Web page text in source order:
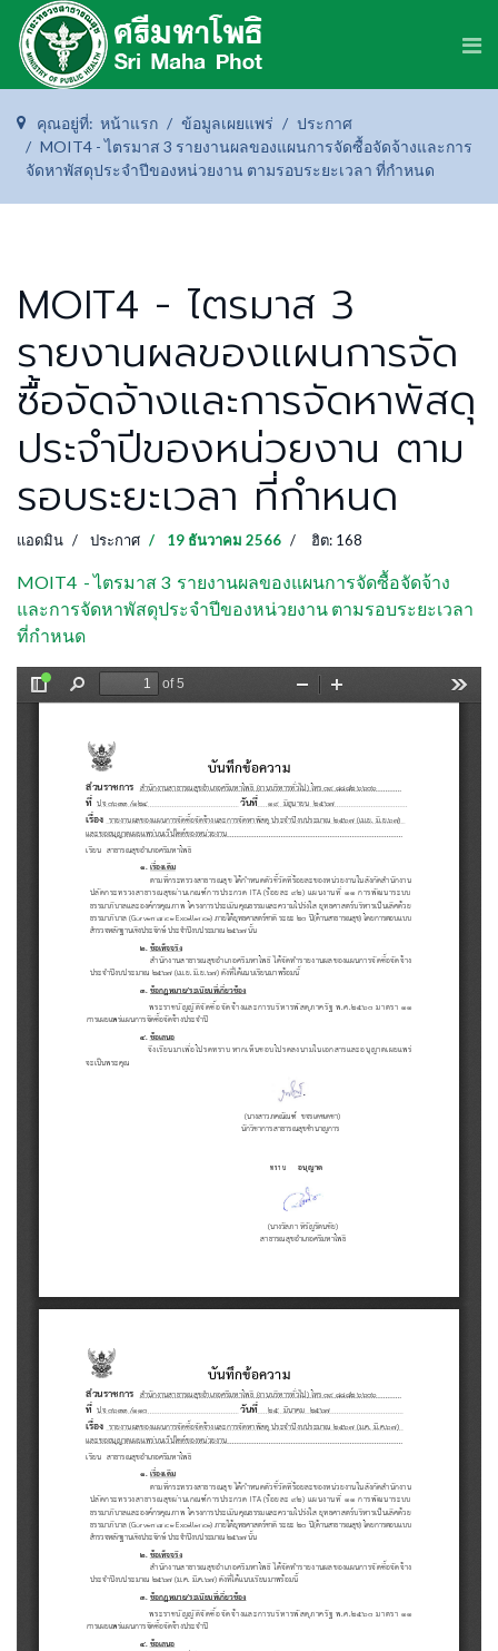
คุณอยู่ที่: หน้าแรก ข้อมูลเผยแพร่
ประกาศ
MOIT4 - ไตรมาส 3 รายงานผลของแผนการจัดซื้อจัดจ้างและการ
จัดหาพัสดุประจำปีของหน่วยงาน ตามรอบระยะเวลา ที่กำหนด
MOIT4 - ไตรมาส 3
รายงานผลของแผนการจัด
ซื้อจัดจ้างและการจัดหาพัสดุ
ประจำปีของหน่วยงาน ตาม
รอบระยะเวลา ที่กำหนด
แอดมิน ประกาศ 19 ธันวาคม 2566 ฮิต: 168
MOIT4 - ไตรมาส 3 รายงานผลของแผนการจัดซื้อจัดจ้าง
และการจัดหาพัสดุประจำปีของหน่วยงาน ตามรอบระยะเวลา
ที่กำหนด